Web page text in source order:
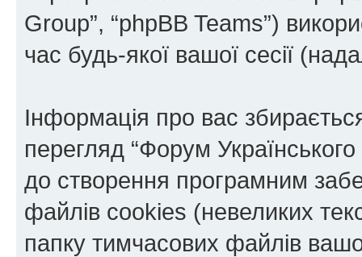
Group”, “phpBB Teams”)
час будь-якої вашої сесії
Інформація про вас
перегляд “Форум
до створення програмним
файлів cookies (невеликих
папку тимчасових файлів